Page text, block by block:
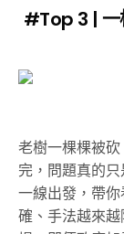
#Top 3 |
老樹一棵棵被
完，問題真的
一線出發，帶
確、手法越來